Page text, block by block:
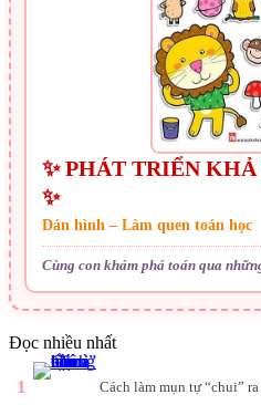
✨ PHÁT TRIỂN
✨
Dán hình – Làm quen toán học
Cùng con khám phá toán qua
Đọc nhiều nhất
1 Cách làm mụn tự “chui”